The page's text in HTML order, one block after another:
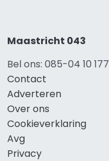
Maastricht 043
Bel ons: 085-04 10 177
Contact
Adverteren
Over ons
Cookieverklaring
Avg
Privacy